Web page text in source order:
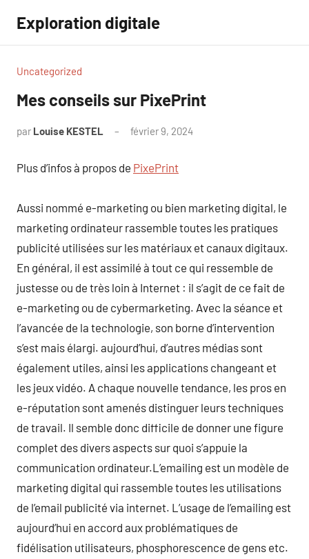
contenu
Exploration digitale
Uncategorized
Mes conseils sur PixePrint
par Louise KESTEL février 9, 2024
Plus d’infos à propos de PixePrint
Aussi nommé e-marketing ou bien marketing digital, le
marketing ordinateur rassemble toutes les pratiques
publicité utilisées sur les matériaux et canaux digitaux.
En général, il est assimilé à tout ce qui ressemble de
justesse ou de très loin à Internet : il s’agit de ce fait de
e-marketing ou de cybermarketing. Avec la séance et
l’avancée de la technologie, son borne d’intervention
s’est mais élargi. aujourd’hui, d’autres médias sont
également utiles, ainsi les applications changeant et
les jeux vidéo. A chaque nouvelle tendance, les pros en
e-réputation sont amenés distinguer leurs techniques
de travail. Il semble donc difficile de donner une figure
complet des divers aspects sur quoi s’appuie la
communication ordinateur.L’emailing est un modèle de
marketing digital qui rassemble toutes les utilisations
de l’email publicité via internet. L’usage de l’emailing est
aujourd’hui en accord aux problématiques de
fidélisation utilisateurs, phosphorescence de gens etc.